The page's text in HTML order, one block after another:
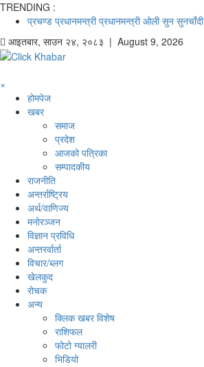
TRENDING :
प्रचण्ड प्रधानमन्त्री प्रधानमन्त्री ओली सुन सुनचाँदी
आइतबार, साउन २४, २०८३ | August 9, 2026
×
होमपेज
खबर
समाज
प्रदेश
आजको पत्रिका
सम्पादकीय
राजनीति
अन्तर्राष्ट्रिय
अर्थ/वाणिज्य
मनाेरञ्जन
विज्ञान प्रविधि
अन्तरर्वार्ता
विचार/ब्लग
खेलकुद
रोचक
अन्य
क्लिक खबर विशेष
राशिफल
फोटो ग्यालरी
भिडियो